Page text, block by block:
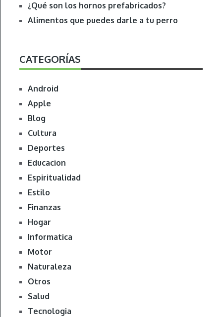
¿Qué son los hornos prefabricados?
Alimentos que puedes darle a tu perro
CATEGORÍAS
Android
Apple
Blog
Cultura
Deportes
Educacion
Espiritualidad
Estilo
Finanzas
Hogar
Informatica
Motor
Naturaleza
Otros
Salud
Tecnologia